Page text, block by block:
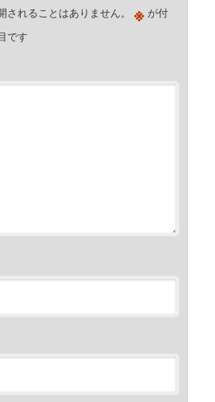
されることはありません。 ※ が付
です